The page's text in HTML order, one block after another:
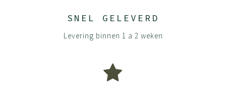
SNEL GELEVERD
Levering binnen 1 a 2 weken